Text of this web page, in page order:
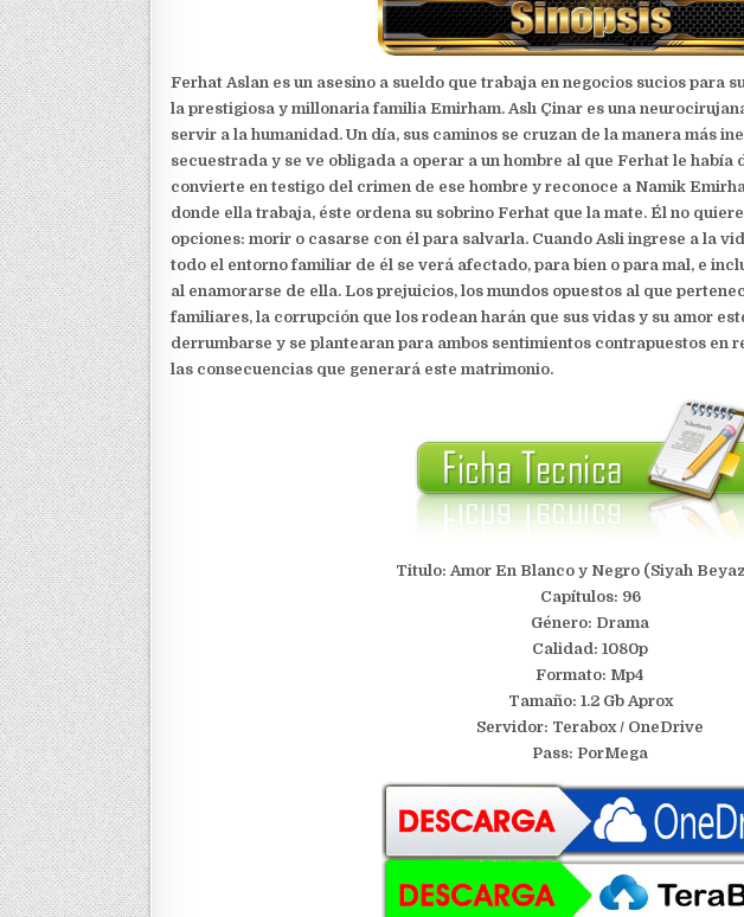
Ferhat Aslan es un asesino a sueldo que trabaja en negocios sucios para
la prestigiosa y millonaria familia Emirham. Aslı Çinar es una
servir a la humanidad. Un día, sus caminos se cruzan de la manera más
secuestrada y se ve obligada a operar a un hombre al que Ferhat le había
convierte en testigo del crimen de ese hombre y reconoce a Namik
donde ella trabaja, éste ordena su sobrino Ferhat que la mate. Él no
opciones: morir o casarse con él para salvarla. Cuando Asli ingrese a la
todo el entorno familiar de él se verá afectado, para bien o para mal, e
al enamorarse de ella. Los prejuicios, los mundos opuestos al que
familiares, la corrupción que los rodean harán que sus vidas y su amor
derrumbarse y se plantearan para ambos sentimientos contrapuestos en
las consecuencias que generará este matrimonio.
Titulo: Amor En Blanco y Negro (Siyah
Capítulos: 96
Género: Drama
Calidad: 1080p
Formato: Mp4
Tamaño: 1.2 Gb Aprox
Servidor: Terabox / OneDrive
Pass: PorMega